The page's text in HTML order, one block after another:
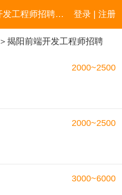
登录 | 注册
揭阳前端开发工程师招聘信息
＞揭阳前端开发工程师招聘
2000~2500
2000~2500
3000~6000